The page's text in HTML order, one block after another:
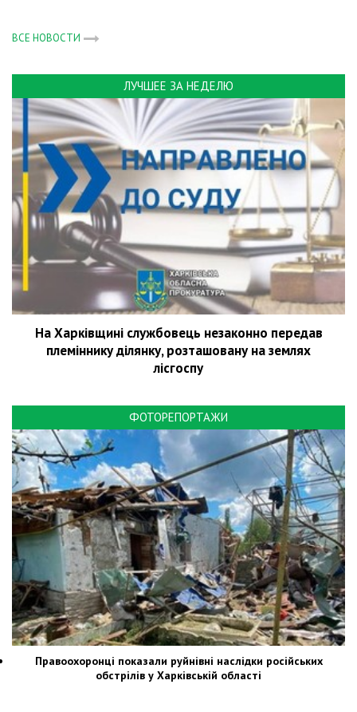
ВСЕ НОВОСТИ
ЛУЧШЕЕ ЗА НЕДЕЛЮ
На Харківщині службовець незаконно передав
племіннику ділянку, розташовану на землях
лісгоспу
ФОТОРЕПОРТАЖИ
Правоохоронці показали руйнівні наслідки російських
обстрілів у Харківській області